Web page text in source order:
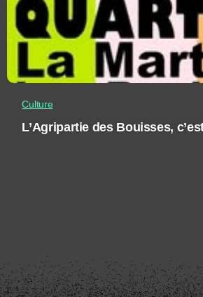
Culture
L’Agripartie des Bouisses,